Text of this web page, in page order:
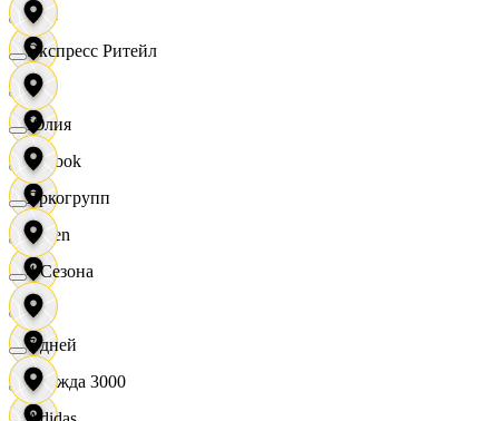
OBI
RE
Reebok
Seven
XC
Одежда 3000
Экспресс Ритейл
Юлия
Яркогрупп
4 Сезона
7 дней